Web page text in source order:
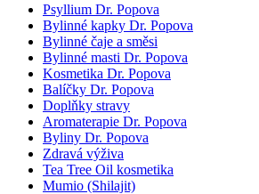
Psyllium Dr. Popova
Bylinné kapky Dr. Popova
Bylinné čaje a směsi
Bylinné masti Dr. Popova
Kosmetika Dr. Popova
Balíčky Dr. Popova
Doplňky stravy
Aromaterapie Dr. Popova
Byliny Dr. Popova
Zdravá výživa
Tea Tree Oil kosmetika
Mumio (Shilajit)